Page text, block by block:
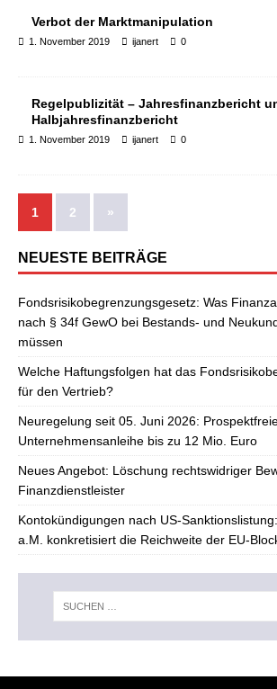
Verbot der Marktmanipulation
1. November 2019 ijanert 0
Regelpublizität – Jahresfinanzbericht
Halbjahresfinanzbericht
1. November 2019 ijanert 0
1 2 »
NEUESTE BEITRÄGE
Fondsrisikobegrenzungsgesetz: Was
nach § 34f GewO bei Bestands- und
müssen
Welche Haftungsfolgen hat das
für den Vertrieb?
Neuregelung seit 05. Juni 2026:
Unternehmensanleihe bis zu 12 Mio. Euro
Neues Angebot: Löschung rechtswidriger
Finanzdienstleister
Kontokündigungen nach US-
a.M. konkretisiert die Reichweite der EU-